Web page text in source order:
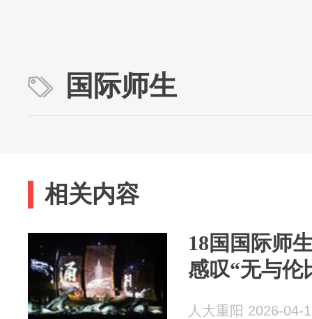
国际师生
相关内容
18国国际师
感叹“无与伦
人大重阳 2026-04-